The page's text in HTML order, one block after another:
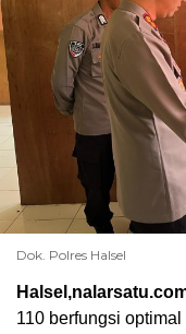
Dok. Polres Halsel
110 berfungsi